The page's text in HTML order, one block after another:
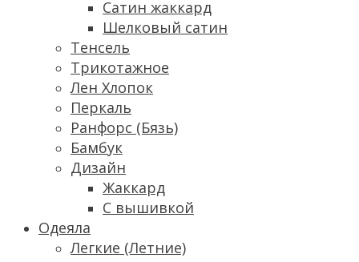
Cатин жаккард
Шелковый сатин
Тенсель
Трикотажное
Лен Хлопок
Перкаль
Ранфорс (Бязь)
Бамбук
Дизайн
Жаккард
С вышивкой
Одеяла
Легкие (Летние)